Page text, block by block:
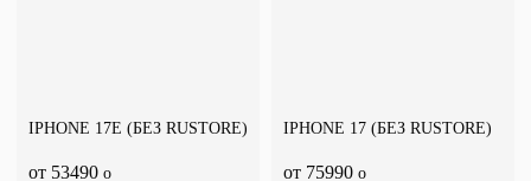
IPHONE 17E (БЕЗ RUSTORE)
от 53490 o
IPHONE 17 (БЕЗ RUSTORE)
от 75990 o